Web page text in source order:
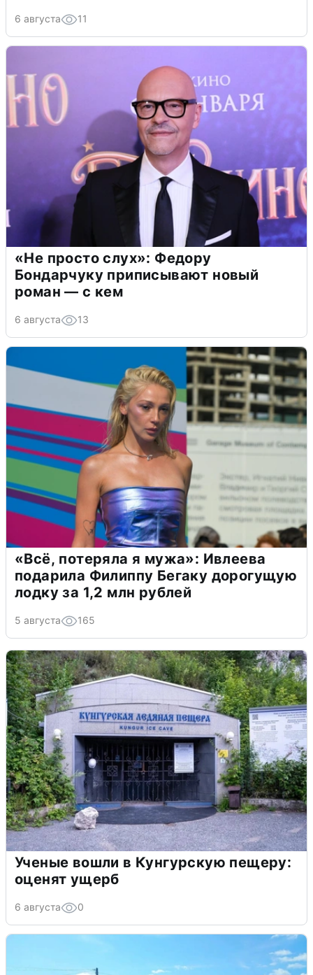
6 августа 11
«Не просто слух»: Федору
Бондарчуку приписывают новый
роман — с кем
6 августа 13
«Всё, потеряла я мужа»: Ивлеева
подарила Филиппу Бегаку дорогущую
лодку за 1,2 млн рублей
5 августа 165
Ученые вошли в Кунгурскую пещеру:
оценят ущерб
6 августа 0